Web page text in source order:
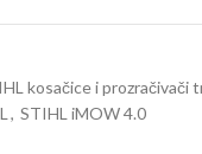
kosačice i prozračivači
, STIHL iMOW 4.0